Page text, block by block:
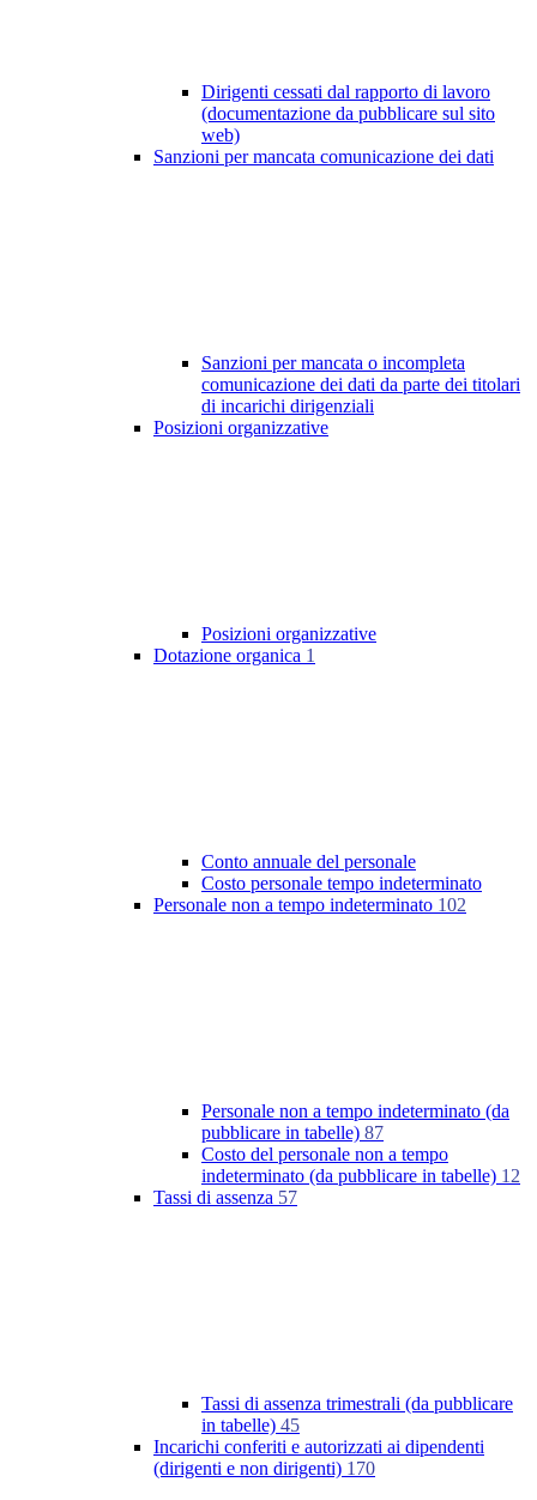
Dirigenti cessati dal rapporto di lavoro
(documentazione da pubblicare sul sito
web)
Sanzioni per mancata comunicazione dei dati
Sanzioni per mancata o incompleta
comunicazione dei dati da parte dei titolari
di incarichi dirigenziali
Posizioni organizzative
Posizioni organizzative
Dotazione organica 1
Conto annuale del personale
Costo personale tempo indeterminato
Personale non a tempo indeterminato 102
Personale non a tempo indeterminato (da
pubblicare in tabelle) 87
Costo del personale non a tempo
indeterminato (da pubblicare in tabelle) 12
Tassi di assenza 57
Tassi di assenza trimestrali (da pubblicare
in tabelle) 45
Incarichi conferiti e autorizzati ai dipendenti
(dirigenti e non dirigenti) 170